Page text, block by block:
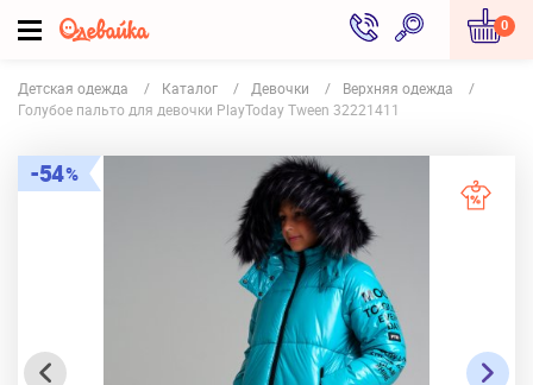
0
Детская одежда Каталог Девочки
Верхняя одежда
Голубое пальто для девочки PlayToday Tween 32221411
54